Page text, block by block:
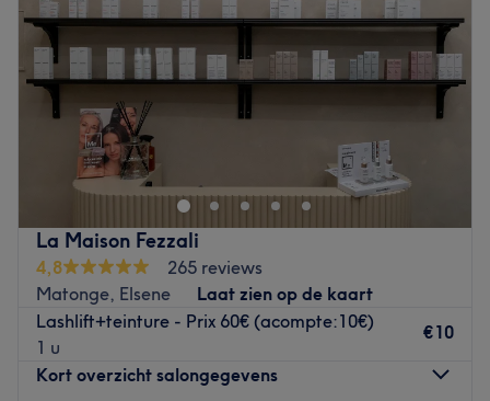
La Maison Fezzali
4,8
265 reviews
Matonge, Elsene
Laat zien op de kaart
Lashlift+teinture - Prix 60€ (acompte:10€)
1 u
€10
Kort overzicht salongegevens